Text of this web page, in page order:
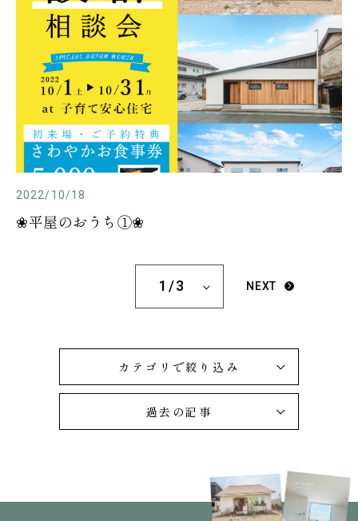
2022/10/18
❀平屋のおうち①❀
1/3 NEXT
カテゴリで絞り込み
過去の記事